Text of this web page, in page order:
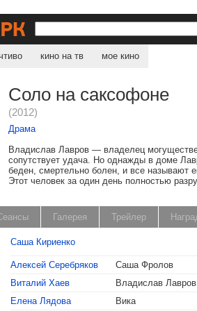
кино на тв мое кино
Соло на саксофоне
(2012)
Драма
Владислав Лавров — владелец
сопутствует удача. Но однажды в доме
беден, смертельно болен, и все называют
Этот человек за один день полностью
Галерея Трейлер
Саша Кириенко
Алексей Серебряков
Саша Фролов
Виталий Хаев
Владислав Лавров
Елена Лядова
Вика